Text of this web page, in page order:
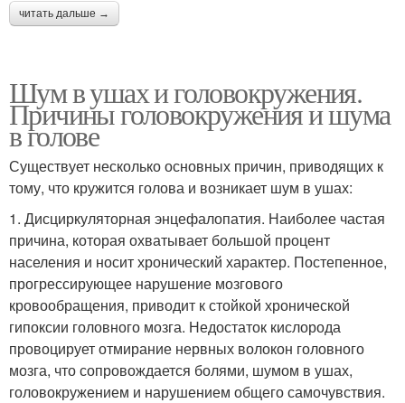
читать дальше →
Шум в ушах и головокружения.
Причины головокружения и шума
в голове
Существует несколько основных причин, приводящих к
тому, что кружится голова и возникает шум в ушах:
1. Дисциркуляторная энцефалопатия. Наиболее частая
причина, которая охватывает большой процент
населения и носит хронический характер. Постепенное,
прогрессирующее нарушение мозгового
кровообращения, приводит к стойкой хронической
гипоксии головного мозга. Недостаток кислорода
провоцирует отмирание нервных волокон головного
мозга, что сопровождается болями, шумом в ушах,
головокружением и нарушением общего самочувствия.